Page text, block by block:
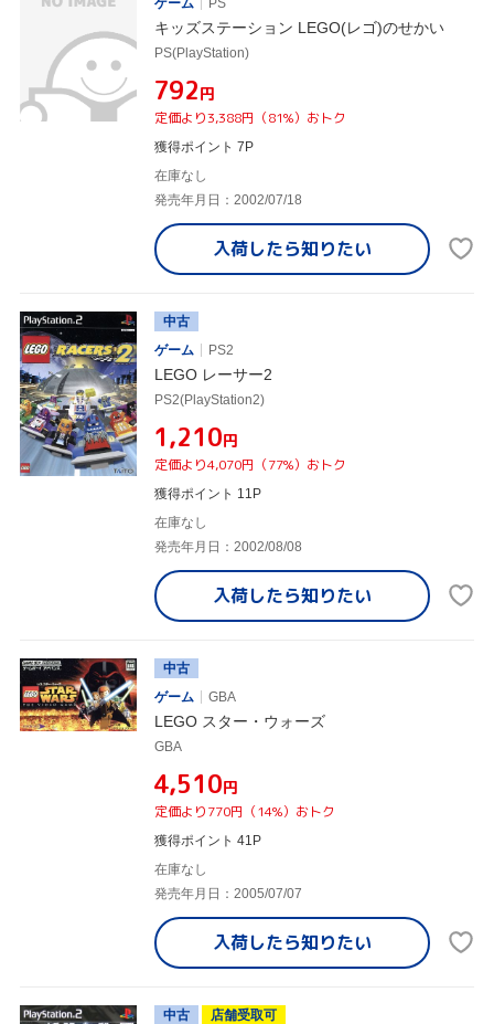
キッズステーション LEGO(レゴ)のせかい
PS(PlayStation)
¥792円
定価より3,388円（81%）おトク
獲得ポイント 7P
在庫なし
発売年月日：2002/07/18
入荷したら知りたい
中古
ゲーム
PS2
LEGO レーサー2
PS2(PlayStation2)
¥1,210円
定価より4,070円（77%）おトク
獲得ポイント 11P
在庫なし
発売年月日：2002/08/08
入荷したら知りたい
中古
ゲーム
GBA
LEGO スター・ウォーズ
GBA
¥4,510円
定価より770円（14%）おトク
獲得ポイント 41P
在庫なし
発売年月日：2005/07/07
入荷したら知りたい
中古
店舗受取可